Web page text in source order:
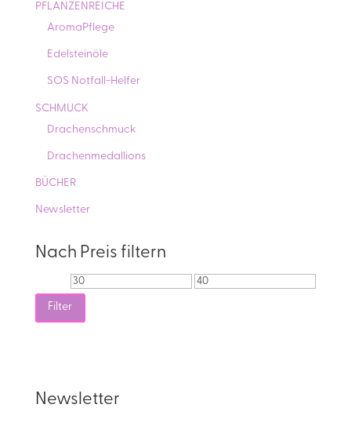
PFLANZENREICHE
AromaPflege
Edelsteinöle
SOS Notfall-Helfer
SCHMUCK
Drachenschmuck
Drachenmedallions
BÜCHER
Newsletter
Nach Preis filtern
Min.
Preis
Max.
Filter
Newsletter